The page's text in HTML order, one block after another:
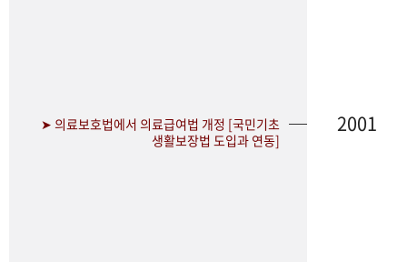
➤ 의료보호법에서 의료급여법 개정 [국민기초
생활보장법 도입과 연동]
2001